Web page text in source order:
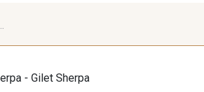
- Gilet Sherpa